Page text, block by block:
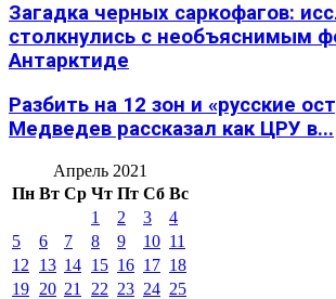
Загадка черных саркофагов:
столкнулись с необъяснимым
Антарктиде
Разбить на 12 зон и «русские
Медведев рассказал как ЦРУ в...
Апрель 2021
Пн Вт Ср Чт Пт Сб Вс
1
2 3
4
5
6 7 8 9 10 11
12
13 14 15 16 17 18
19 20 21 22 23 24 25